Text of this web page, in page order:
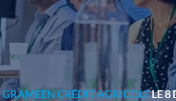
CRÉDIT AGRICOLELE 8